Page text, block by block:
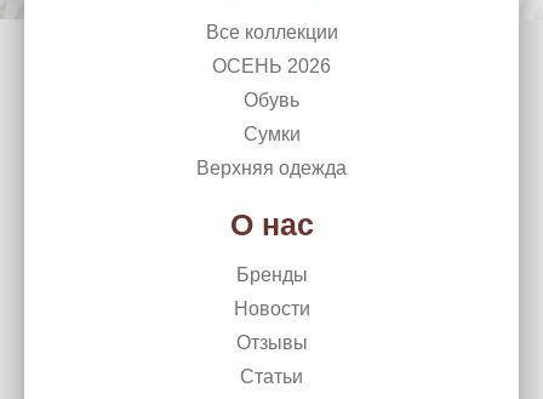
Все коллекции
ОСЕНЬ 2026
Обувь
Сумки
Верхняя одежда
О нас
Бренды
Новости
Отзывы
Статьи